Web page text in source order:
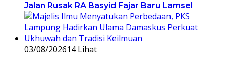
Jalan Rusak RA Basyid Fajar Baru Lamsel
03/08/202614 Lihat